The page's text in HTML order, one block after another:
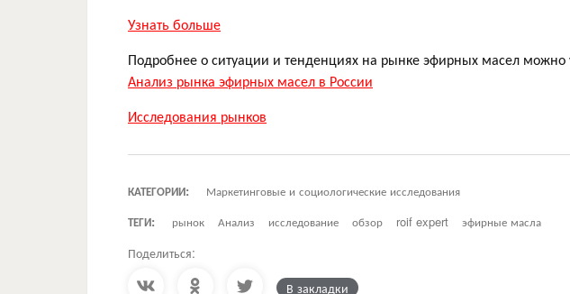
Узнать больше
Подробнее о ситуации и тенденциях на рынке эфирных масел можно
Анализ рынка эфирных масел в России
Исследования рынков
КАТЕГОРИИ:
Маркетинговые и социологические исследования
ТЕГИ:
рынок Анализ исследование обзор roif expert эфирные масла
Поделиться:
В закладки